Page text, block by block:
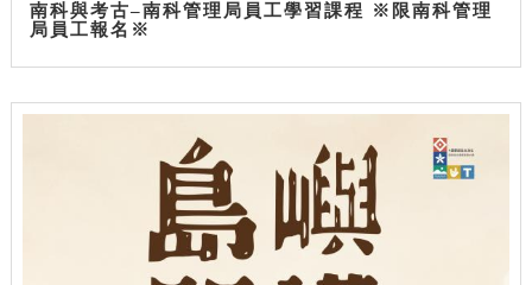
南科與考古–南科管理局員工學習課程 ※限南科管理
局員工報名※